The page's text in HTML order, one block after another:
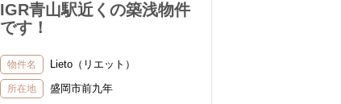
IGR青山駅近くの築浅物件
です！
物件名 Lieto（リエット）
所在地 盛岡市前九年